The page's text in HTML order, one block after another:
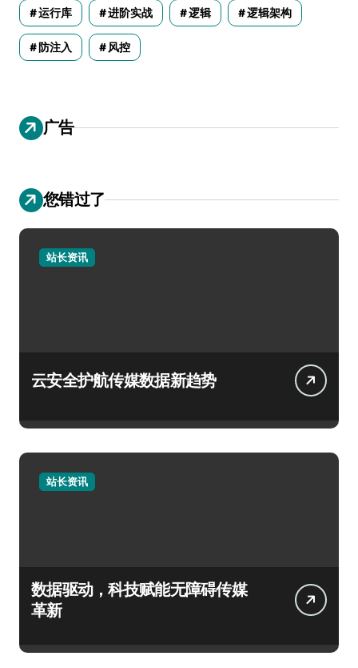
运行库 进阶实战 逻辑 逻辑架构
防注入 风控
广告
您错过了
站长资讯
云安全护航传媒数据新趋势
站长资讯
数据驱动，科技赋能无障碍传媒
革新